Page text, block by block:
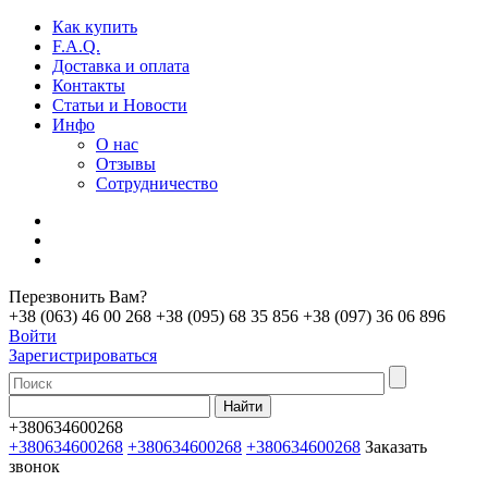
Как купить
F.A.Q.
Доставка и оплата
Контакты
Статьи и Новости
Инфо
О нас
Отзывы
Сотрудничество
Перезвонить Вам?
+38 (063) 46 00 268 +38 (095) 68 35 856 +38 (097) 36 06 896
Войти
Зарегистрироваться
+380634600268
+380634600268 +380634600268 +380634600268 Заказать
звонок